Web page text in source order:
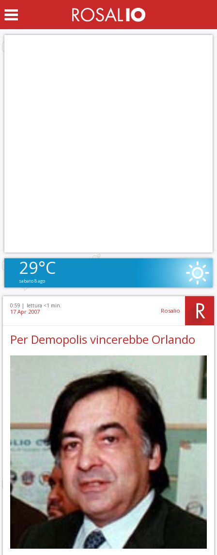
29°C
sabato 8 ago
0:59 | lettura <1 min.
17 Apr 2007 Rosalio
Per Demopolis vincerebbe Orlando